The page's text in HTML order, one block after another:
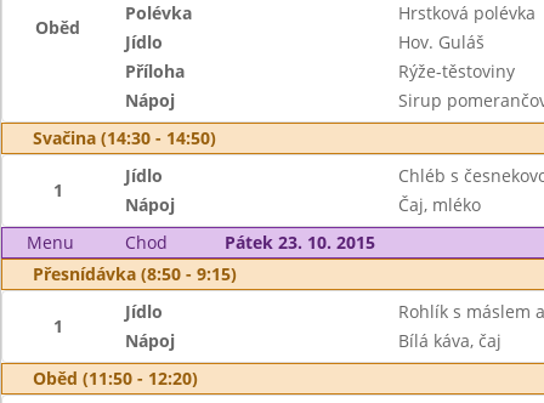
Oběd
Polévka
Hrstková polévka
Jídlo
Hov. Guláš
Příloha
Rýže-těstoviny
Nápoj
Sirup
Svačina (14:30 - 14:50)
1
Jídlo
Chléb s
Nápoj
Čaj, mléko
Menu
Chod
Pátek 23. 10. 2015
Přesnídávka (8:50 - 9:15)
1
Jídlo
Rohlík s máslem
Nápoj
Bílá káva, čaj
Oběd (11:50 - 12:20)